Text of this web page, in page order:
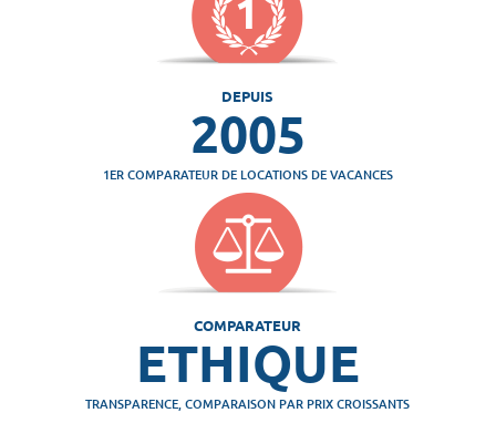
DEPUIS
2005
1ER COMPARATEUR DE LOCATIONS DE VACANCES
COMPARATEUR
ETHIQUE
TRANSPARENCE, COMPARAISON PAR PRIX CROISSANTS